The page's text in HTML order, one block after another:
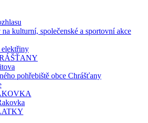
kulturní, společenské a sportovní akce
pohřebiště obce Chrášťany